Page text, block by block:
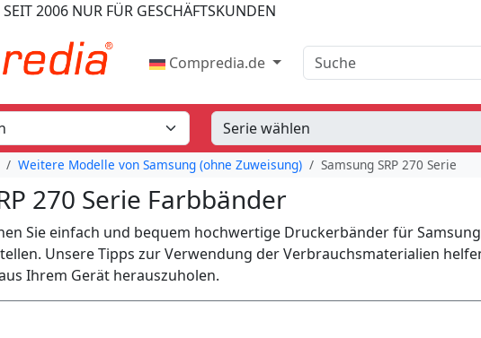
SEIT 2006 NUR FÜR GESCHÄFTSKUNDEN
Compredia.de Suche
Weitere Modelle von Samsung (ohne Zuweisung) Samsung SRP 270 Serie
270 Serie Farbbänder
Sie einfach und bequem hochwertige Druckerbänder für Samsung
Unsere Tipps zur Verwendung der Verbrauchsmaterialien
Ihrem Gerät herauszuholen.